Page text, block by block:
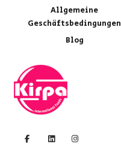
Allgemeine
Geschäftsbedingungen
Blog